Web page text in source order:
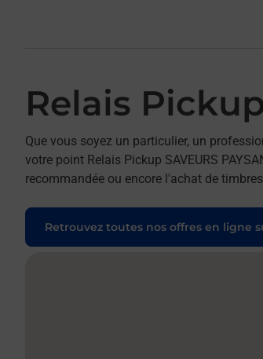
Relais
Que vous soyez un particulier, un
votre point Relais Pickup SAVEURS
recommandée ou encore l'achat de
Retrouvez toutes nos offres en ligne